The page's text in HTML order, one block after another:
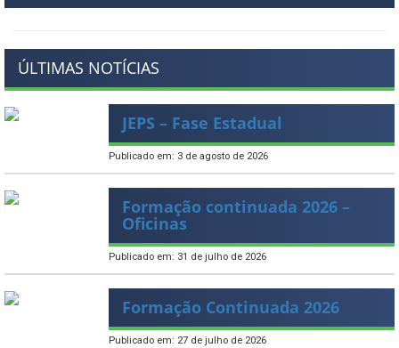
ÚLTIMAS NOTÍCIAS
JEPS – Fase Estadual
Publicado em: 3 de agosto de 2026
Formação continuada 2026 –
Oficinas
Publicado em: 31 de julho de 2026
Formação Continuada 2026
Publicado em: 27 de julho de 2026